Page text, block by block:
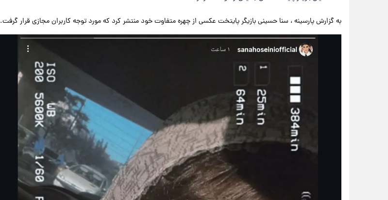
به گزارش پارسینه ، سنا حسینی بازیگر پایتخت عکسی از چهره متفاوت خود منتشر کرد که مورد توجه کاربران مجازی قرار گرفت.